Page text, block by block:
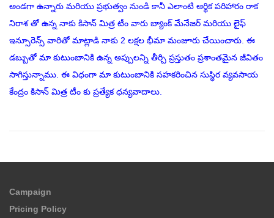
అండగా ఉన్నారు మరియు ప్రభుత్వం నుండి కానీ ఎలాంటి ఆర్థిక పరిహారం రాక
నిరాశ తో ఉన్న నాకు కిసాన్ మిత్ర టీం వారు బ్యాంక్ మేనేజర్ మరియు లైఫ్
ఇన్సూరెన్స్ వారితో మాట్లాడి నాకు 2 లక్షల భీమా మంజూరు చేయించారు. ఈ
డబ్బుతో మా కుటుంబానికి ఉన్న అప్పులన్ని తీర్చి ప్రస్తుతం ప్రశాంతమైన జీవితం
సాగిస్తున్నాము. ఈ విధంగా మా కుటుంబానికి సహకరించిన సుస్థిర వ్యవసాయ
కేంద్రం కిసాన్ మిత్ర టీం కు ప్రత్యేక ధన్యవాదాలు.
Campaign
Pricing Policy